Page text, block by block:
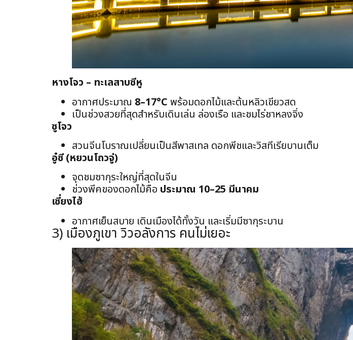
หางโจว – ทะเลสาบซีหู
อากาศประมาณ 8–17°C พร้อมดอกไม้และต้นหลิวเขียวสด
เป็นช่วงสวยที่สุดสำหรับเดินเล่น ล่องเรือ และชมไร่ชาหลงจิ่ง
ซูโจว
สวนจีนโบราณเปลี่ยนเป็นสีพาสเทล ดอกพีชและวิสทีเรียบานเต็ม
อู๋ซี (หยวนโถวจู่)
จุดชมซากุระใหญ่ที่สุดในจีน
ช่วงพีคของดอกไม้คือ ประมาณ 10–25 มีนาคม
เซี่ยงไฮ้
อากาศเย็นสบาย เดินเมืองได้ทั้งวัน และเริ่มมีซากุระบาน
3) เมืองภูเขา วิวอลังการ คนไม่เยอะ